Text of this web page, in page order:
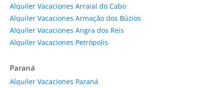
Alquiler Vacaciones Arraial do Cabo
Alquiler Vacaciones Armação dos Búzios
Alquiler Vacaciones Angra dos Reis
Alquiler Vacaciones Petrópolis
Paraná
Alquiler Vacaciones Paraná